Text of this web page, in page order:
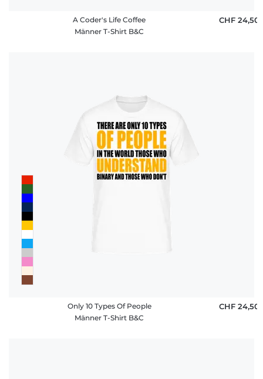
A Coder's Life Coffee
Männer T-Shirt B&C
CHF 24,50
Only 10 Types Of People
Männer T-Shirt B&C
CHF 24,50